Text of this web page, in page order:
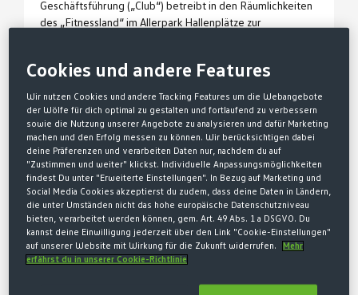
Geschäftsführung („Club“) betreibt in den Räumlichkeiten
des „Fitnessland“ im Allerpark Hallenplätze zur
Diese „Bolzwerk“-AGB gelten für die Rechtsverhältnisse
zwischen dem Club und den Mietern, Mitspielern oder
Zuschauern („Besucher“), die im Hinblick auf die Nutzung
des VfL-Bolzwerk oder in diesem Zusammenhang
begründet werden.
Keine Anwendungen finden diese AGB auf im Rahmen der
VfL Fußballschule durch den Club angebotene
Trainingscamps, Festivals, Erlebnisspieltage,
Fördertrainings und Trainerschulungen, die in den
Räumlichkeiten des VfL-Bolzwerk durchgeführt werden.
Dort gelten die AGB der VfL-Fußballschule (Link).
2. ÖFFNUNGSZEITEN
Cookies und andere Features
Wir nutzen Cookies und andere Tracking Features um die Webangebote
der Wölfe für dich optimal zu gestalten und fortlaufend zu verbessern
sowie die Nutzung unserer Angebote zu analysieren und dafür Marketing
machen und den Erfolg messen zu können. Wir berücksichtigen dabei
deine Präferenzen und verarbeiten Daten nur, nachdem du auf
"Zustimmen und weiter" klickst. Individuelle Anpassungsmöglichkeiten
findest Du unter "Erweiterte Einstellungen". In Bezug auf Marketing und
Social Media Cookies akzeptierst du zudem, dass deine Daten in Ländern,
die unter Umständen nicht das hohe europäische Datenschutzniveau
bieten, verarbeitet werden können, gem. Art. 49 Abs. 1 a DSGVO. Du
kannst deine Einwilligung jederzeit über den Link "Cookie-Einstellungen"
auf unserer Website mit Wirkung für die Zukunft widerrufen.
Mehr
erfährst du in unserer Cookie-Richtlinie